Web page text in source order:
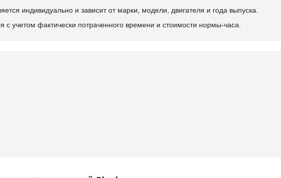
индивидуально и зависит от марки, модели, двигателя и года выпуска.
с учетом фактически потраченного времени и стоимости нормы-часа.